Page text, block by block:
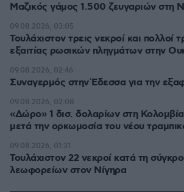
Μαζικός γάμος 1.500 ζευγαριών στη
Τουλάχιστον τρεις νεκροί και πολλοί
εξαιτίας ρωσικών πληγμάτων στην
09.08.2026, 03:05
Συναγερμός στην Έδεσσα για την
09.08.2026, 02:46
«Δώρο» 1 δισ. δολαρίων στη
μετά την ορκωμοσία του νέου
09.08.2026, 02:08
Τουλάχιστον 22 νεκροί κατά τη
λεωφορείων στον Νίγηρα
09.08.2026, 01:31